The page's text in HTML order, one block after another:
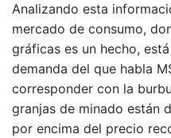
Analizando esta
mercado de consumo,
gráficas es un hecho,
demanda del que habla
corresponder con la
granjas de minado están
por encima del precio